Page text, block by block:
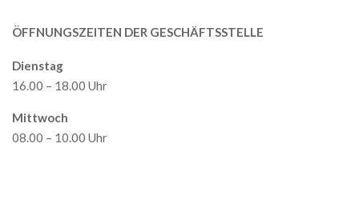
ÖFFNUNGSZEITEN DER GESCHÄFTSSTELLE
Dienstag
16.00 – 18.00 Uhr
Mittwoch
08.00 – 10.00 Uhr